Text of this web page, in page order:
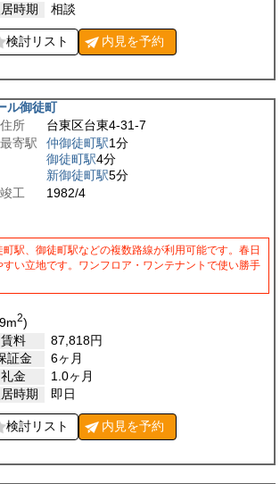
居時期
相談
検討リスト 内見を予約
ル御徒町
住所
台東区台東4-31-7
最寄駅
仲御徒町駅1分
御徒町駅4分
新御徒町駅5分
竣工
1982/4
駅、御徒町駅などの複数路線が利用可能です。春日
い立地です。ワンフロア・ワンテナントで使い勝手
m2)
賃料
87,818円
証金
6ヶ月
礼金
1.0ヶ月
居時期
即日
検討リスト 内見を予約